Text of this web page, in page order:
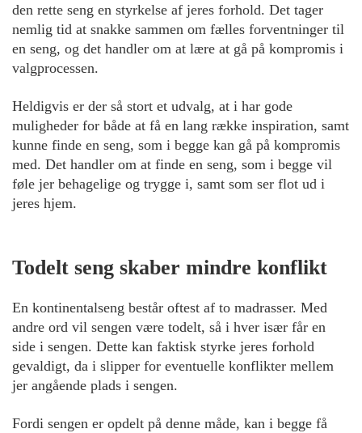
den rette seng en styrkelse af jeres forhold. Det tager
nemlig tid at snakke sammen om fælles forventninger til
en seng, og det handler om at lære at gå på kompromis i
valgprocessen.
Heldigvis er der så stort et udvalg, at i har gode
muligheder for både at få en lang række inspiration, samt
kunne finde en seng, som i begge kan gå på kompromis
med. Det handler om at finde en seng, som i begge vil
føle jer behagelige og trygge i, samt som ser flot ud i
jeres hjem.
Todelt seng skaber mindre konflikt
En kontinentalseng består oftest af to madrasser. Med
andre ord vil sengen være todelt, så i hver især får en
side i sengen. Dette kan faktisk styrke jeres forhold
gevaldigt, da i slipper for eventuelle konflikter mellem
jer angående plads i sengen.
Fordi sengen er opdelt på denne måde, kan i begge få